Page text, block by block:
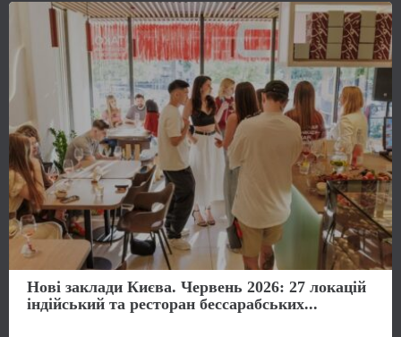
Нові заклади Києва. Червень 2026: 27 локацій
індійський та ресторан бессарабських...